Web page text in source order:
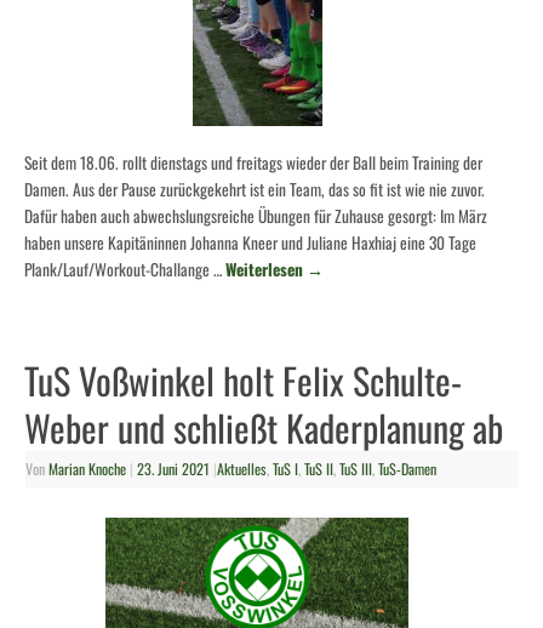
Seit dem 18.06. rollt dienstags und freitags wieder der Ball beim Training der
Damen. Aus der Pause zurückgekehrt ist ein Team, das so fit ist wie nie zuvor.
Dafür haben auch abwechslungsreiche Übungen für Zuhause gesorgt: Im März
haben unsere Kapitäninnen Johanna Kneer und Juliane Haxhiaj eine 30 Tage
Plank/Lauf/Workout-Challange …Weiterlesen →
TuS Voßwinkel holt Felix Schulte-
Weber und schließt Kaderplanung ab
VonMarian Knoche | 23. Juni 2021 |Aktuelles,TuS I,TuS II,TuS III,TuS-Damen